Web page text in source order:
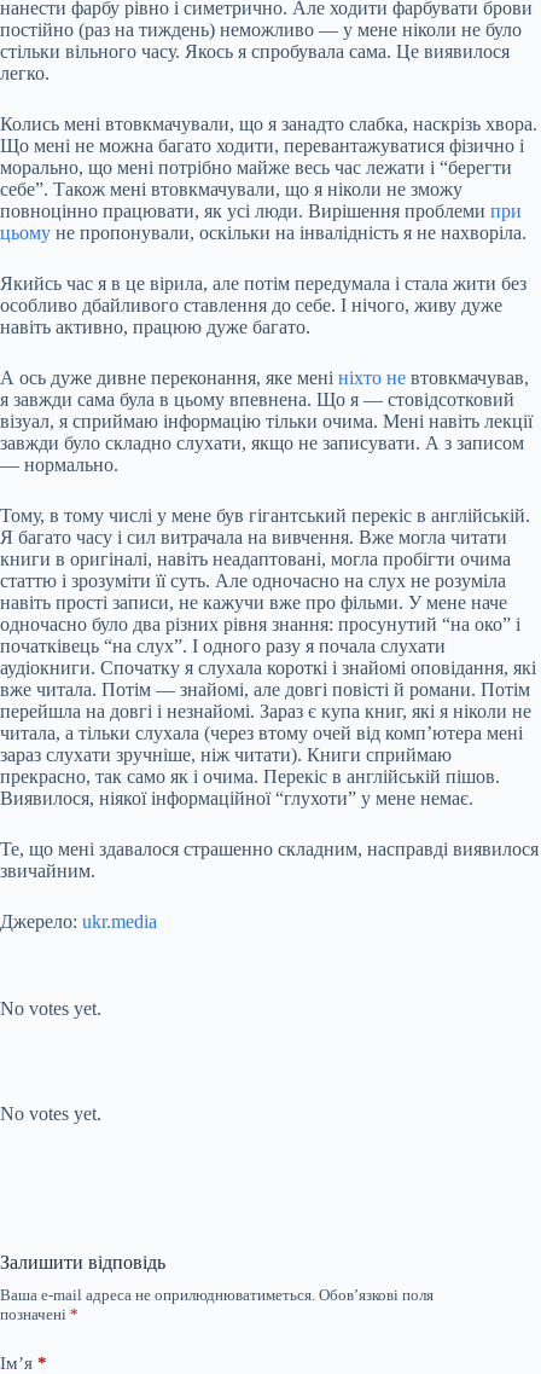
нанести фарбу рівно і симетрично. Але ходити фарбувати брови
постійно (раз на тиждень) неможливо — у мене ніколи не було
стільки вільного часу. Якось я спробувала сама. Це виявилося
легко.
Колись мені втовкмачували, що я занадто слабка, наскрізь хвора.
Що мені не можна багато ходити, перевантажуватися фізично і
морально, що мені потрібно майже весь час лежати і “берегти
себе”. Також мені втовкмачували, що я ніколи не зможу
повноцінно працювати, як усі люди. Вирішення проблеми при
цьому не пропонували, оскільки на інвалідність я не нахворіла.
Якийсь час я в це вірила, але потім передумала і стала жити без
особливо дбайливого ставлення до себе. І нічого, живу дуже
навіть активно, працюю дуже багато.
А ось дуже дивне переконання, яке мені ніхто не втовкмачував,
я завжди сама була в цьому впевнена. Що я — стовідсотковий
візуал, я сприймаю інформацію тільки очима. Мені навіть лекції
завжди було складно слухати, якщо не записувати. А з записом
— нормально.
Тому, в тому числі у мене був гігантський перекіс в англійській.
Я багато часу і сил витрачала на вивчення. Вже могла читати
книги в оригіналі, навіть неадаптовані, могла пробігти очима
статтю і зрозуміти її суть. Але одночасно на слух не розуміла
навіть прості записи, не кажучи вже про фільми. У мене наче
одночасно було два різних рівня знання: просунутий “на око” і
початківець “на слух”. І одного разу я почала слухати
аудіокниги. Спочатку я слухала короткі і знайомі оповідання, які
вже читала. Потім — знайомі, але довгі повісті й романи. Потім
перейшла на довгі і незнайомі. Зараз є купа книг, які я ніколи не
читала, а тільки слухала (через втому очей від комп’ютера мені
зараз слухати зручніше, ніж читати). Книги сприймаю
прекрасно, так само як і очима. Перекіс в англійській пішов.
Виявилося, ніякої інформаційної “глухоти” у мене немає.
Те, що мені здавалося страшенно складним, насправді виявилося
звичайним.
Джерело: ukr.media
No votes yet.
No votes yet.
Залишити відповідь
Ваша e-mail адреса не оприлюднюватиметься. Обов’язкові поля
позначені *
Ім’я *